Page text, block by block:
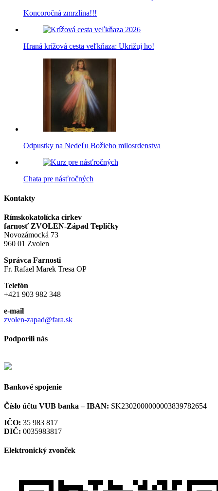
Koncoročná zmrzlina!!!
Hraná krížová cesta veľkňaza: Ukrižuj ho!
Odpustky na Nedeľu Božieho milosrdenstva
Chata pre násťročných
Kontakty
Rímskokatolícka cirkev
farnosť ZVOLEN-Západ Tepličky
Novozámocká 73
960 01 Zvolen
Správca Farnosti
Fr. Rafael Marek Tresa OP
Telefón
+421 903 982 348
e-mail
zvolen-zapad@fara.sk
Podporili nás
Bankové spojenie
Číslo účtu VUB banka –IBAN: SK2302000000003839782654
IČO: 35 983 817
DIČ: 0035983817
Elektronický zvonček